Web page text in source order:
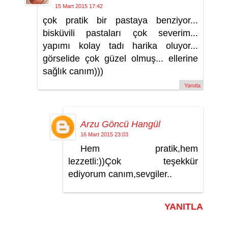
15 Mart 2015 17:42
çok pratik bir pastaya benziyor...
bisküvili pastaları çok severim...
yapımı kolay tadı harika oluyor...
görselide çok güzel olmuş... ellerine
sağlık canım)))
Yanıtla
Arzu Göncü Hangül
16 Mart 2015 23:03
Hem pratik,hem
lezzetli:))Çok teşekkür
ediyorum canım,sevgiler..
YANITLA